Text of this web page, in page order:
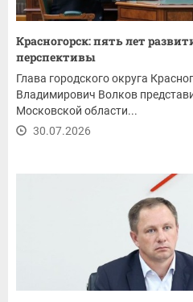
Красногорск: пять лет
перспективы
Глава городского округа
Владимирович Волков
Московской области...
30.07.2026